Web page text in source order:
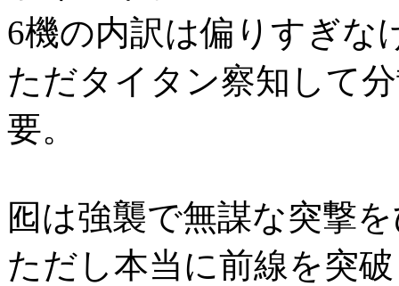
6機の内訳は偏りすぎな
ただタイタン察知して
要。
囮は強襲で無謀な突撃
ただし本当に前線を突